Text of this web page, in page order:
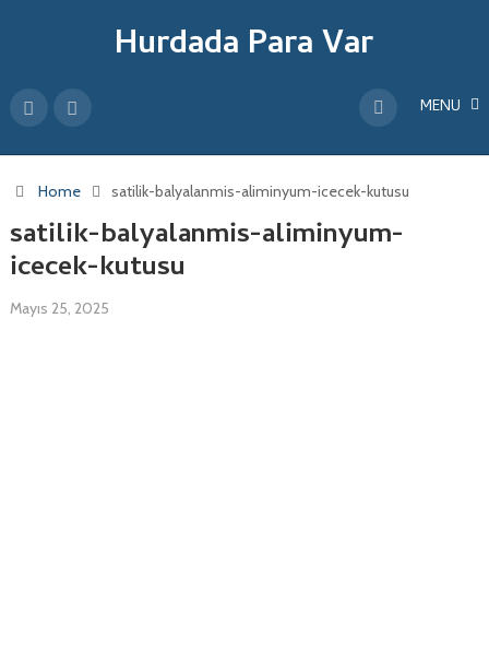
Hurdada Para Var
MENU
Home satilik-balyalanmis-aliminyum-icecek-kutusu
satilik-balyalanmis-aliminyum-
icecek-kutusu
Mayıs 25, 2025